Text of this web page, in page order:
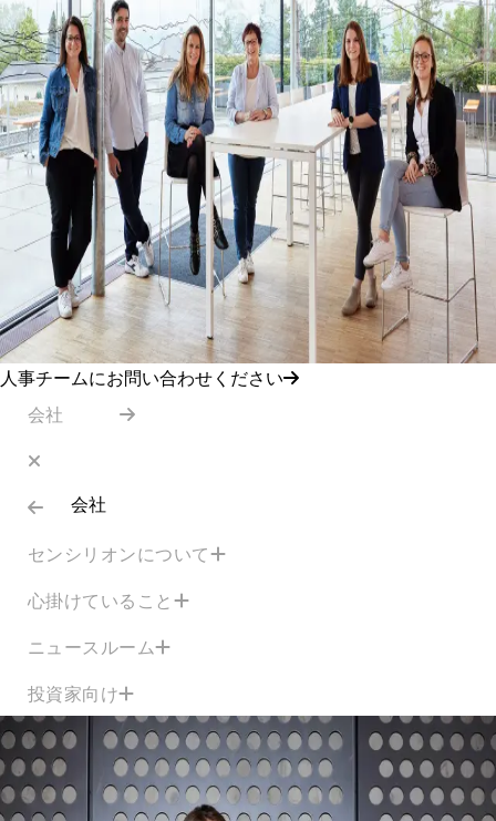
人事チームにお問い合わせください
会社
会社
センシリオンについて
心掛けていること
ニュースルーム
投資家向け